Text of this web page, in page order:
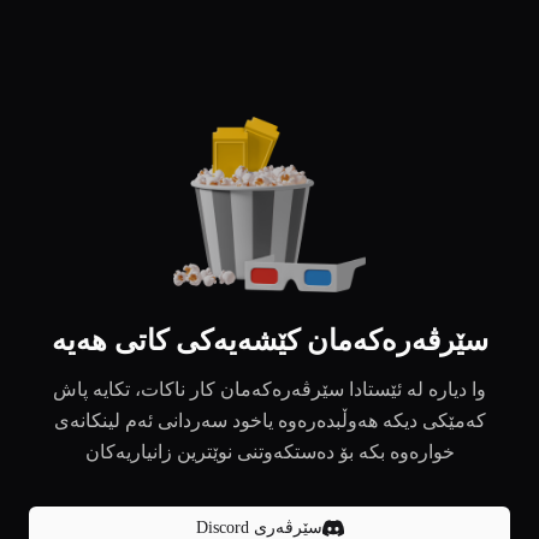
سێرڤەرەکەمان کێشەیەکی کاتی هەیە
وا دیارە لە ئێستادا سێرڤەرەکەمان کار ناکات، تکایە پاش
کەمێکی دیکە هەوڵبدەرەوە یاخود سەردانی ئەم لینکانەی
خوارەوە بکە بۆ دەستکەوتنی نوێترین زانیاریەکان
سێرڤەری Discord